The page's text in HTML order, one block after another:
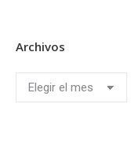
Archivos
Archivos